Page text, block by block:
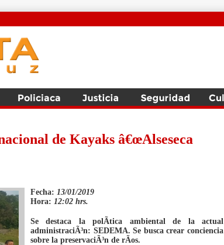
de Kayaks â€œAlseseca
Fecha: 13/01/2019
Hora: 12:02 hrs.
Se destaca la polÃ­tica ambiental de la actual
administraciÃ³n: SEDEMA. Se busca crear conciencia
sobre la preservaciÃ³n de rÃ­os.